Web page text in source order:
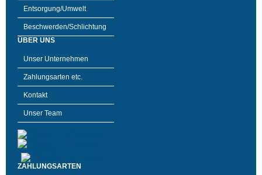
Entsorgung/Umwelt
Beschwerden/Schlichtung
ÜBER UNS
Unser Unternehmen
Zahlungsarten etc.
Kontakt
Unser Team
ZAHLUNGSARTEN